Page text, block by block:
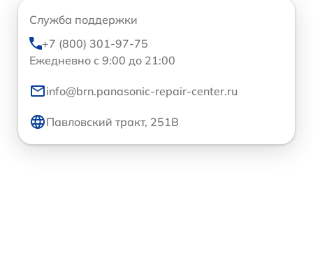
Служба поддержки
+7 (800) 301-97-75
Ежедневно с 9:00 до 21:00
info@brn.panasonic-repair-center.ru
Павловский тракт, 251В